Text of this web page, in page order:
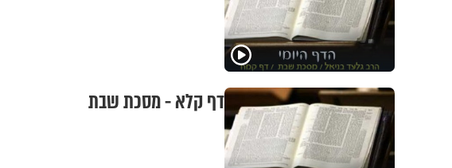
דף קלא - מסכת שבת